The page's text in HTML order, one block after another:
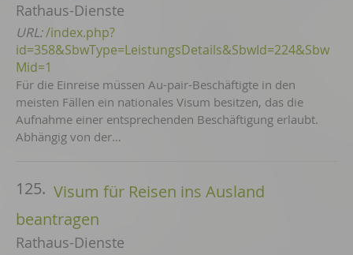
Rathaus-Dienste
URL:/index.php?
id=358&SbwType=LeistungsDetails&SbwId=224&Sbw
Mid=1
Für die Einreise müssen Au-pair-Beschäftigte in den
meisten Fällen ein nationales Visum besitzen, das die
Aufnahme einer entsprechenden Beschäftigung erlaubt.
Abhängig von der…
125. Visum für Reisen ins Ausland
beantragen
Rathaus-Dienste